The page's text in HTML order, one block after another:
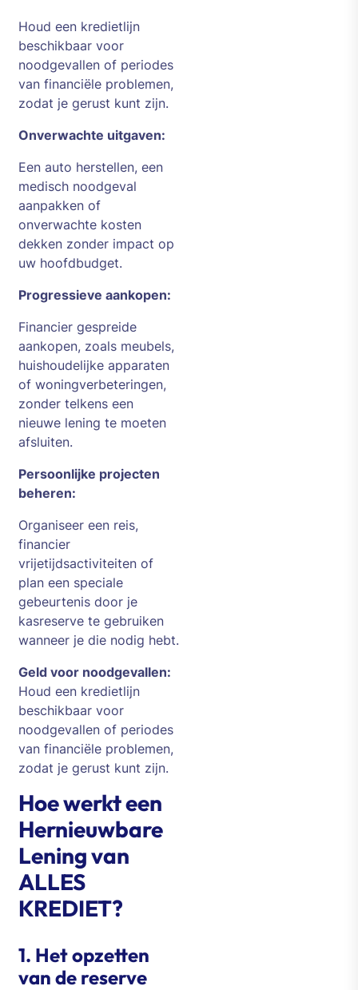
Houd een kredietlijn
beschikbaar voor
noodgevallen of periodes
van financiële problemen,
zodat je gerust kunt zijn.
Onverwachte uitgaven:
Een auto herstellen, een
medisch noodgeval
aanpakken of
onverwachte kosten
dekken zonder impact op
uw hoofdbudget.
Progressieve aankopen:
Financier gespreide
aankopen, zoals meubels,
huishoudelijke apparaten
of woningverbeteringen,
zonder telkens een
nieuwe lening te moeten
afsluiten.
Persoonlijke projecten
beheren:
Organiseer een reis,
financier
vrijetijdsactiviteiten of
plan een speciale
gebeurtenis door je
kasreserve te gebruiken
wanneer je die nodig hebt.
Geld voor noodgevallen:
Houd een kredietlijn
beschikbaar voor
noodgevallen of periodes
van financiële problemen,
zodat je gerust kunt zijn.
Hoe werkt een
Hernieuwbare
Lening van
ALLES
KREDIET?
1. Het opzetten
van de reserve